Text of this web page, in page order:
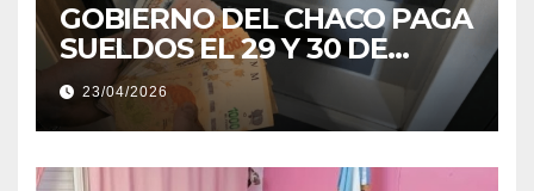
GOBIERNO DEL CHACO PAGA
SUELDOS EL 29 Y 30 DE
ABRIL, CON EL 2% DE
AUMENTO
23/04/2026